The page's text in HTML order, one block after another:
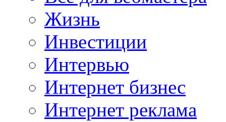
Жизнь
Инвестиции
Интервью
Интернет бизнес
Интернет реклама